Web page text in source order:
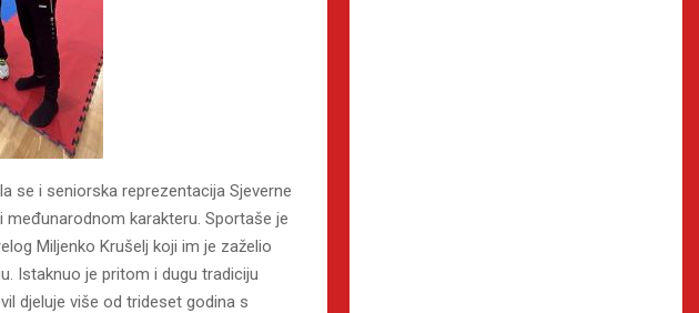
se i seniorska reprezentacija Sjeverne
karakteru. Sportaše je
Miljenko Krušelj koji im je zaželio
Istaknuo je pritom i dugu tradiciju
djeluje više od trideset godina s